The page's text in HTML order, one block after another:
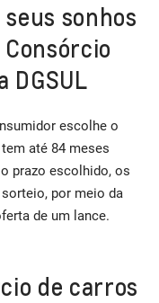
sonhos
DGSUL
escolhe o
até 84 meses
prazo escolhido, os
por meio da
de um lance.
de carros